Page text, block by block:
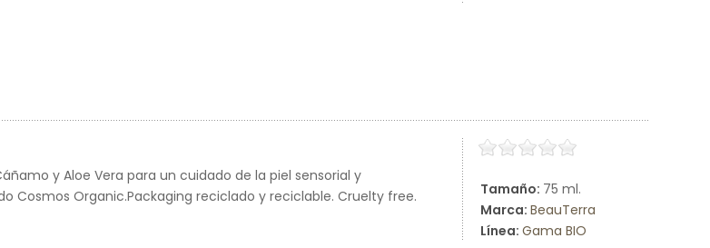
Tamaño: 75 ml.
Marca: BeauTerra
Línea: Gama BIO
y Aloe Vera para un cuidado de la piel sensorial y
Cosmos Organic.Packaging reciclado y reciclable. Cruelty free.